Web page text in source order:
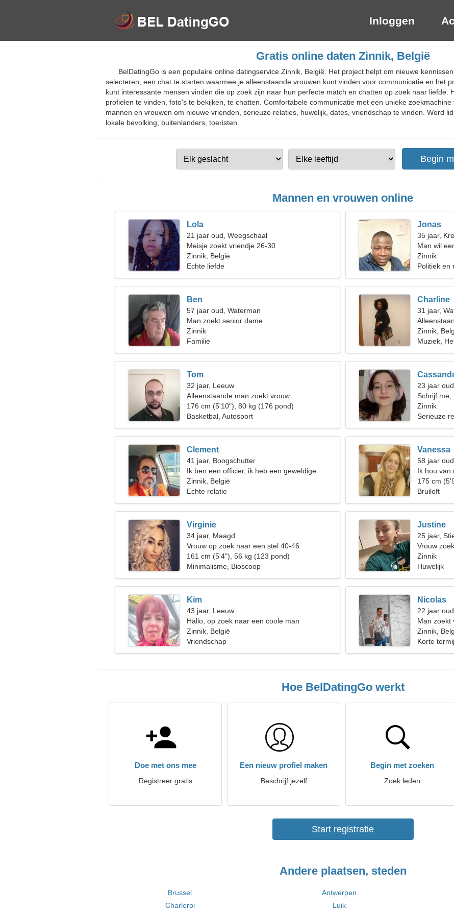
Inloggen
Gratis online daten Zinnik, België
BelDatingGo is een populaire online datingservice Zinnik, België. Het project helpt om nieuwe
selecteren, een chat te starten waarmee je alleenstaande vrouwen kunt vinden voor communicatie en het
kunt interessante mensen vinden die op zoek zijn naar hun perfecte match en chatten op zoek naar liefde.
profielen te vinden, foto's te bekijken, te chatten. Comfortabele communicatie met een unieke
mannen en vrouwen om nieuwe vrienden, serieuze relaties, huwelijk, dates, vriendschap te vinden. Word
lokale bevolking, buitenlanders, toeristen.
Mannen en vrouwen online
Lola
21 jaar oud, Weegschaal
Meisje zoekt vriendje 26-30
Zinnik, België
Echte liefde
Jonas
35 jaar,
Man wil
Zinnik
Politiek en
Ben
57 jaar oud, Waterman
Man zoekt senior dame
Zinnik
Familie
Charline
31 jaar,
Zinnik,
Muziek,
Tom
32 jaar, Leeuw
Alleenstaande man zoekt vrouw
176 cm (5'10"), 80 kg (176 pond)
Basketbal, Autosport
23 jaar
Schrijf me,
Zinnik
Serieuze
Clement
41 jaar, Boogschutter
Ik ben een officier, ik heb een geweldige
vrouw nodig
Zinnik, België
Echte relatie
Vanessa
58 jaar
Ik hou van
175 cm
Bruiloft
Virginie
34 jaar, Maagd
Vrouw op zoek naar een stel 40-46
161 cm (5'4"), 56 kg (123 pond)
Minimalisme, Bioscoop
Justine
25 jaar,
Vrouw
Zinnik
Huwelijk
Kim
43 jaar, Leeuw
Hallo, op zoek naar een coole man
Zinnik, België
Vriendschap
Nicolas
22 jaar
Man zoekt
Zinnik,
Korte
Hoe BelDatingGo werkt
Doe met ons mee
Registreer gratis
Een nieuw profiel maken
Beschrijf jezelf
Begin met zoeken
Zoek leden
Start registratie
Andere plaatsen, steden
Brussel Antwerpen
Charleroi
Luik